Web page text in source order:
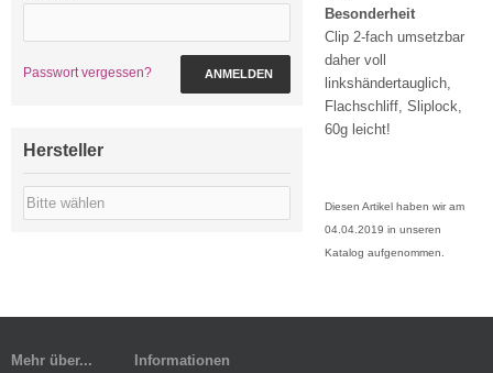
Besonderheit
Clip 2-fach umsetzbar
daher voll
linkshändertauglich,
Flachschliff, Sliplock,
60g leicht!
Diesen Artikel haben wir am
04.04.2019 in unseren
Katalog aufgenommen.
Passwort vergessen? ANMELDEN
Hersteller
Mehr über... Informationen